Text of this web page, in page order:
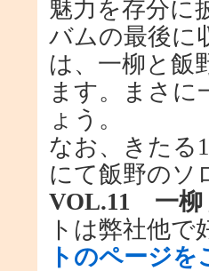
魅力を存分に
バムの最後に
は、一柳と飯
ます。まさに
ょう。
なお、きたる
にて飯野のソ
VOL.11 一柳
トは弊社他
トのページ